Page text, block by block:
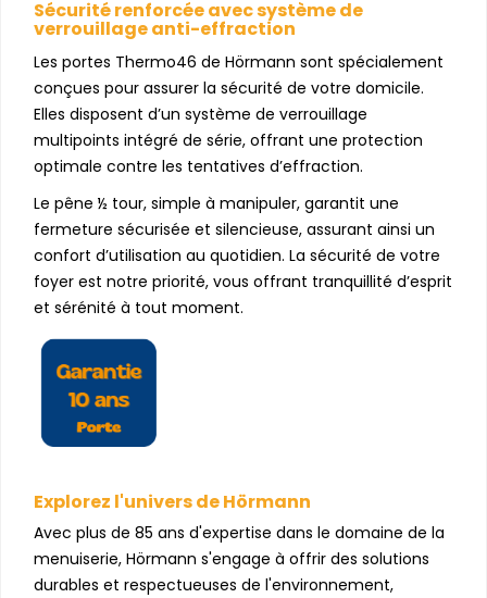
Sécurité renforcée avec système de
verrouillage anti-effraction
Les portes Thermo46 de Hörmann sont spécialement
conçues pour assurer la sécurité de votre domicile.
Elles disposent d’un système de verrouillage
multipoints intégré de série, offrant une protection
optimale contre les tentatives d’effraction.
Le pêne ½ tour, simple à manipuler, garantit une
fermeture sécurisée et silencieuse, assurant ainsi un
confort d’utilisation au quotidien. La sécurité de votre
foyer est notre priorité, vous offrant tranquillité d’esprit
et sérénité à tout moment.
Explorez l'univers de Hörmann
Avec plus de 85 ans d'expertise dans le domaine de la
menuiserie, Hörmann s'engage à offrir des solutions
durables et respectueuses de l'environnement,